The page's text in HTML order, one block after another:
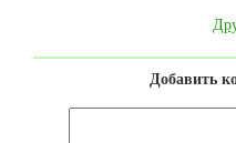
Добавить